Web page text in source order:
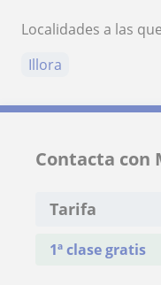
Localidades a las
Illora
Contacta con
Tarifa
1ª clase gratis